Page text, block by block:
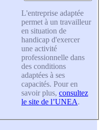
L'entreprise adaptée
permet à un travailleur
en situation de
handicap d'exercer
une activité
professionnelle dans
des conditions
adaptées à ses
capacités. Pour en
savoir plus, consultez
le site de l’UNEA.